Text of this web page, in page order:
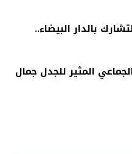
بالدار البيضاء..
المثير للجدل جمال